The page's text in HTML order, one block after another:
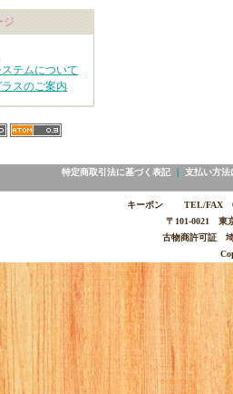
ジ
テムについて
スのご案内
特定商取引法に基づく表記｜ 支払い方法
キーポン TEL/FAX
〒101-0021 東
古物商許可証